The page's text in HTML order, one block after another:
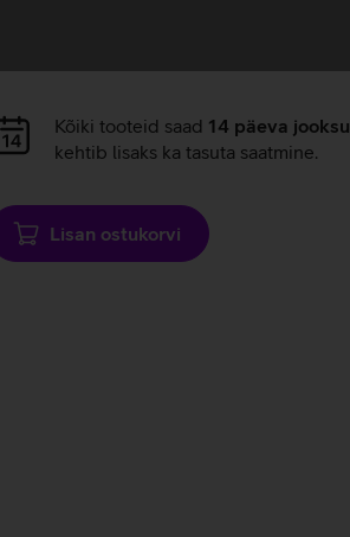
Kõiki tooteid saad 14 päeva
kehtib lisaks ka tasuta saatmine.
Lisan ostukorvi